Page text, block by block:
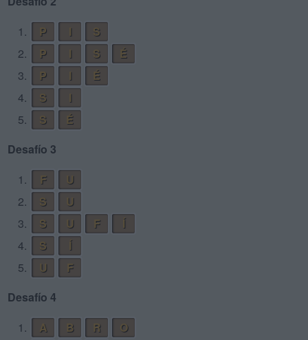
1.
P
S
2.
P S
É
3.
P
É
4.
S
5.
S
É
Desafío 3
1.
F
U
2.
S
U
3.
S U F
Í
4.
S
Í
5.
U
F
Desafío 4
1.
A B R
O